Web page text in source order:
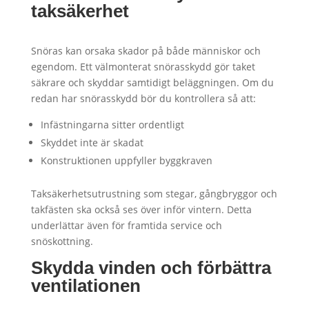
taksäkerhet
Snöras kan orsaka skador på både människor och
egendom. Ett välmonterat snörasskydd gör taket
säkrare och skyddar samtidigt beläggningen. Om du
redan har snörasskydd bör du kontrollera så att:
Infästningarna sitter ordentligt
Skyddet inte är skadat
Konstruktionen uppfyller byggkraven
Taksäkerhetsutrustning som stegar, gångbryggor och
takfästen ska också ses över inför vintern. Detta
underlättar även för framtida service och
snöskottning.
Skydda vinden och förbättra
ventilationen